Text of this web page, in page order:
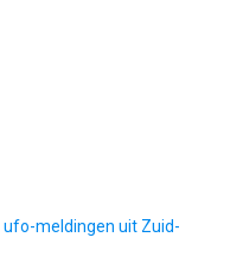
ufo-meldingen uit Zuid-